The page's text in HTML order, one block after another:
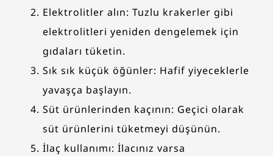
Elektrolitler alın: Tuzlu krakerler gibi
elektrolitleri yeniden dengelemek için
gıdaları tüketin.
Sık sık küçük öğünler: Hafif yiyeceklerle
yavaşça başlayın.
Süt ürünlerinden kaçının: Geçici olarak
süt ürünlerini tüketmeyi düşünün.
İlaç kullanımı: İlacınız varsa